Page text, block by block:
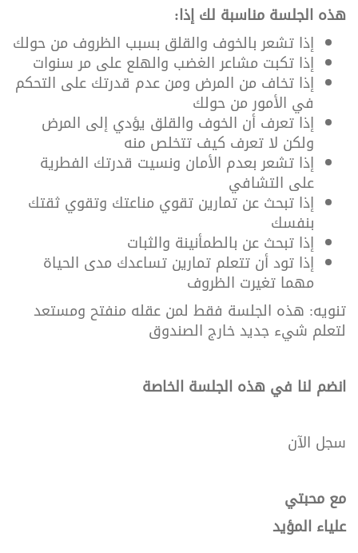
هذه الجلسة مناسبة لك إذا:
إذا تشعر بالخوف والقلق بسبب الظروف من حولك
إذا تكبت مشاعر الغضب والهلع على مر سنوات
إذا تخاف من المرض ومن عدم قدرتك على التحكم
في الأمور من حولك
إذا تعرف أن الخوف والقلق يؤدي إلى المرض
ولكن لا تعرف كيف تتخلص منه
إذا تشعر بعدم الأمان ونسيت قدرتك الفطرية
على التشافي
إذا تبحث عن تمارين تقوي مناعتك وتقوي ثقتك
بنفسك
إذا تبحث عن بالطمأنينة والثبات
إذا تود أن تتعلم تمارين تساعدك مدى الحياة
مهما تغيرت الظروف
تنويه: هذه الجلسة فقط لمن عقله منفتح ومستعد
لتعلم شيء جديد خارج الصندوق
انضم لنا في هذه الجلسة الخاصة
سجل الآن
مع محبتي
علياء المؤيد